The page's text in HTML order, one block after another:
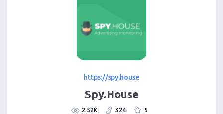
https://spy.house
Spy.House
2.52K 324 5